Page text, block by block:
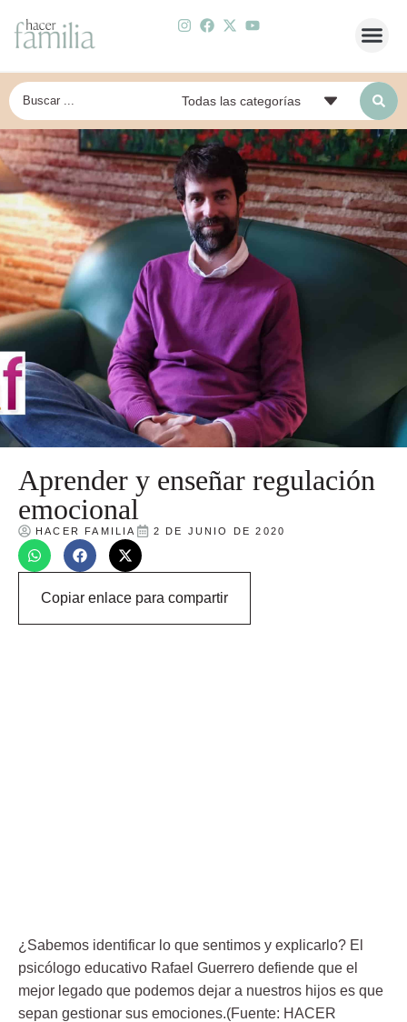
Aprender y enseñar regulación
emocional
HACER FAMILIA 2 DE JUNIO DE 2020
Copiar enlace para compartir
¿Sabemos identificar lo que sentimos y explicarlo? El
psicólogo educativo Rafael Guerrero defiende que el
mejor legado que podemos dejar a nuestros hijos es que
sepan gestionar sus emociones.(Fuente: HACER